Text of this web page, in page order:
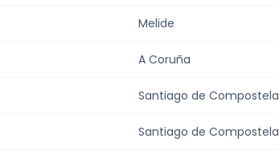
Melide
A Coruña
Santiago de Compostela
Santiago de Compostela